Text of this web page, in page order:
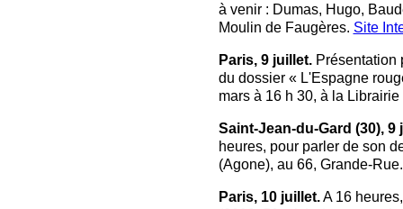
à venir : Dumas, Hugo,
Moulin de Faugères. Site
Paris, 9 juillet.Présentation
du dossier « L'Espagne
mars à 16 h 30, à la
Saint-Jean-du-Gard (30), 9
heures, pour parler de son
(Agone), au 66, Grande-Rue.
Paris, 10 juillet.A 16